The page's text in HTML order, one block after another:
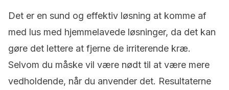
Det er en sund og effektiv løsning at komme af
med lus med hjemmelavede løsninger, da det kan
gøre det lettere at fjerne de irriterende kræ.
Selvom du måske vil være nødt til at være mere
vedholdende, når du anvender det. Resultaterne